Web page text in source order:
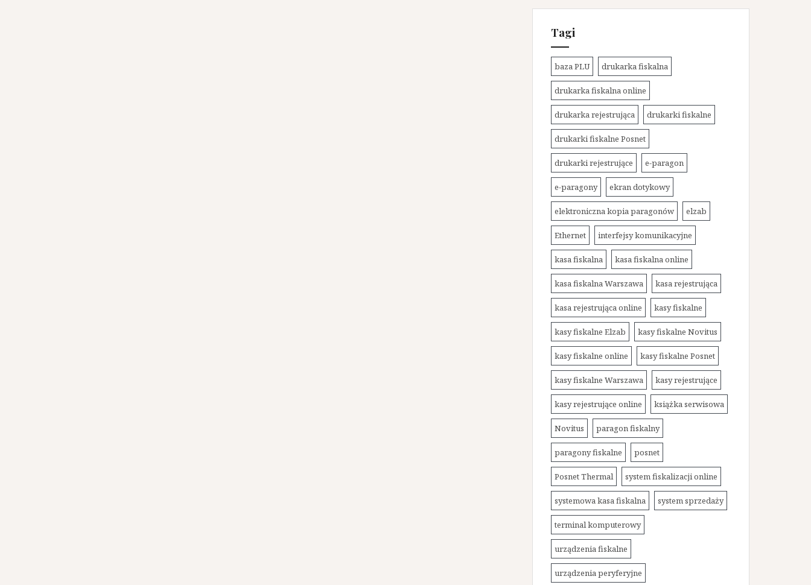
Tagi
baza PLU drukarka fiskalna
drukarka fiskalna online
drukarka rejestrująca drukarki fiskalne
drukarki fiskalne Posnet
drukarki rejestrujące e-paragon
e-paragony ekran dotykowy
elektroniczna kopia paragonów elzab
Ethernet interfejsy komunikacyjne
kasa fiskalna kasa fiskalna online
kasa fiskalna Warszawa kasa rejestrująca
kasa rejestrująca online kasy fiskalne
kasy fiskalne Elzab kasy fiskalne Novitus
kasy fiskalne online kasy fiskalne Posnet
kasy fiskalne Warszawa kasy rejestrujące
kasy rejestrujące online książka serwisowa
Novitus paragon fiskalny
paragony fiskalne posnet
Posnet Thermal system fiskalizacji online
systemowa kasa fiskalna system sprzedaży
terminal komputerowy
urządzenia fiskalne
urządzenia peryferyjne